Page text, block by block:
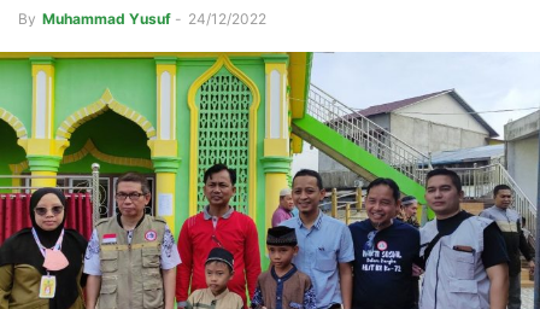
By Muhammad Yusuf - 24/12/2022